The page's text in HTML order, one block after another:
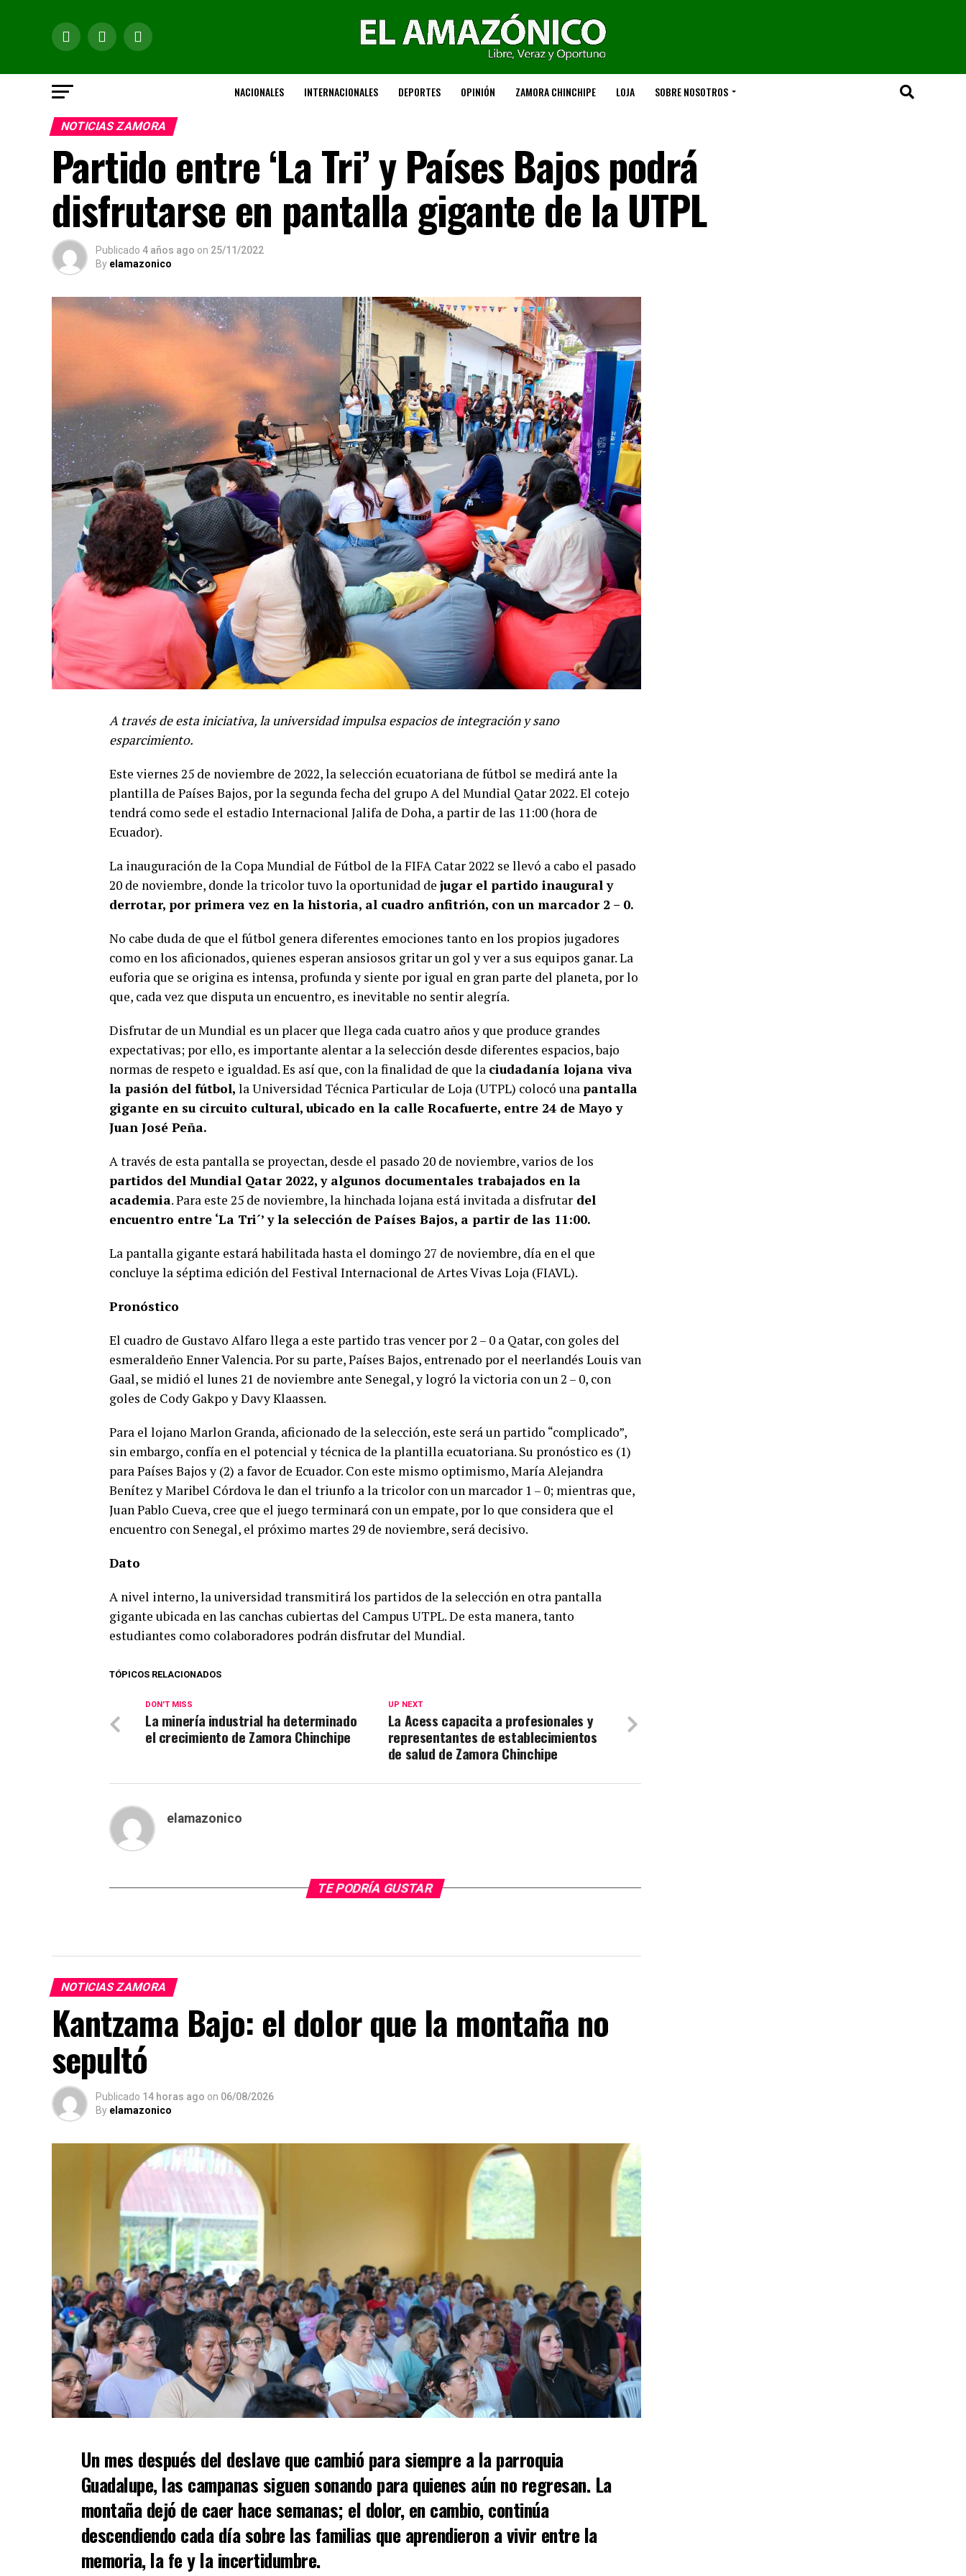
NACIONALES INTERNACIONALES DEPORTES OPINIÓN ZAMORA CHINCHIPE LOJA SOBRE NOSOTROS
NOTICIAS ZAMORA
Partido entre ‘La Tri’ y Países Bajos podrá
disfrutarse en pantalla gigante de la UTPL
Publicado 4 años ago on 25/11/2022
By elamazonico
A través de esta iniciativa, la universidad impulsa espacios de integración y sano
esparcimiento.
Este viernes 25 de noviembre de 2022, la selección ecuatoriana de fútbol se medirá ante la
plantilla de Países Bajos, por la segunda fecha del grupo A del Mundial Qatar 2022. El cotejo
tendrá como sede el estadio Internacional Jalifa​ de Doha, a partir de las 11:00 (hora de
Ecuador).
La inauguración de la Copa Mundial de Fútbol de la FIFA Catar 2022 se llevó a cabo el pasado
20 de noviembre, donde la tricolor tuvo la oportunidad de jugar el partido inaugural y
derrotar, por primera vez en la historia, al cuadro anfitrión, con un marcador 2 – 0.
No cabe duda de que el fútbol genera diferentes emociones tanto en los propios jugadores
como en los aficionados, quienes esperan ansiosos gritar un gol y ver a sus equipos ganar. La
euforia que se origina es intensa, profunda y siente por igual en gran parte del planeta, por lo
que, cada vez que disputa un encuentro, es inevitable no sentir alegría.
Disfrutar de un Mundial es un placer que llega cada cuatro años y que produce grandes
expectativas; por ello, es importante alentar a la selección desde diferentes espacios, bajo
normas de respeto e igualdad. Es así que, con la finalidad de que la ciudadanía lojana viva
la pasión del fútbol, la Universidad Técnica Particular de Loja (UTPL) colocó una pantalla
gigante en su circuito cultural, ubicado en la calle Rocafuerte, entre 24 de Mayo y
Juan José Peña.
A través de esta pantalla se proyectan, desde el pasado 20 de noviembre, varios de los
partidos del Mundial Qatar 2022, y algunos documentales trabajados en la
academia. Para este 25 de noviembre, la hinchada lojana está invitada a disfrutar del
encuentro entre ‘La Tri´’ y la selección de Países Bajos, a partir de las 11:00.
La pantalla gigante estará habilitada hasta el domingo 27 de noviembre, día en el que
concluye la séptima edición del Festival Internacional de Artes Vivas Loja (FIAVL).
Pronóstico
El cuadro de Gustavo Alfaro llega a este partido tras vencer por 2 – 0 a Qatar, con goles del
esmeraldeño Enner Valencia. Por su parte, Países Bajos, entrenado por el neerlandés Louis van
Gaal, se midió el lunes 21 de noviembre ante Senegal, y logró la victoria con un 2 – 0, con
goles de Cody Gakpo y Davy Klaassen.
Para el lojano Marlon Granda, aficionado de la selección, este será un partido “complicado”,
sin embargo, confía en el potencial y técnica de la plantilla ecuatoriana. Su pronóstico es (1)
para Países Bajos y (2) a favor de Ecuador. Con este mismo optimismo, María Alejandra
Benítez y Maribel Córdova le dan el triunfo a la tricolor con un marcador 1 – 0; mientras que,
Juan Pablo Cueva, cree que el juego terminará con un empate, por lo que considera que el
encuentro con Senegal, el próximo martes 29 de noviembre, será decisivo.
Dato
A nivel interno, la universidad transmitirá los partidos de la selección en otra pantalla
gigante ubicada en las canchas cubiertas del Campus UTPL. De esta manera, tanto
estudiantes como colaboradores podrán disfrutar del Mundial.
TÓPICOS RELACIONADOS
UP NEXT
La Acess capacita a profesionales y
representantes de establecimientos
de salud de Zamora Chinchipe
DON'T MISS
La minería industrial ha determinado
el crecimiento de Zamora Chinchipe
elamazonico
TE PODRÍA GUSTAR
NOTICIAS ZAMORA
Kantzama Bajo: el dolor que la montaña no
sepultó
Publicado 14 horas ago on 06/08/2026
By elamazonico
Un mes después del deslave que cambió para siempre a la parroquia
Guadalupe, las campanas siguen sonando para quienes aún no regresan. La
montaña dejó de caer hace semanas; el dolor, en cambio, continúa
descendiendo cada día sobre las familias que aprendieron a vivir entre la
memoria, la fe y la incertidumbre.